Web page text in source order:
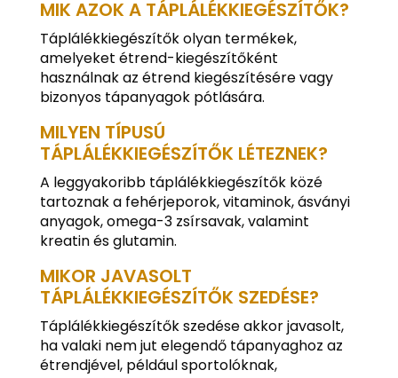
MIK AZOK A TÁPLÁLÉKKIEGÉSZÍTŐK?
Táplálékkiegészítők olyan termékek,
amelyeket étrend-kiegészítőként
használnak az étrend kiegészítésére vagy
bizonyos tápanyagok pótlására.
MILYEN TÍPUSÚ
TÁPLÁLÉKKIEGÉSZÍTŐK LÉTEZNEK?
A leggyakoribb táplálékkiegészítők közé
tartoznak a fehérjeporok, vitaminok, ásványi
anyagok, omega-3 zsírsavak, valamint
kreatin és glutamin.
MIKOR JAVASOLT
TÁPLÁLÉKKIEGÉSZÍTŐK SZEDÉSE?
Táplálékkiegészítők szedése akkor javasolt,
ha valaki nem jut elegendő tápanyaghoz az
étrendjével, például sportolóknak,